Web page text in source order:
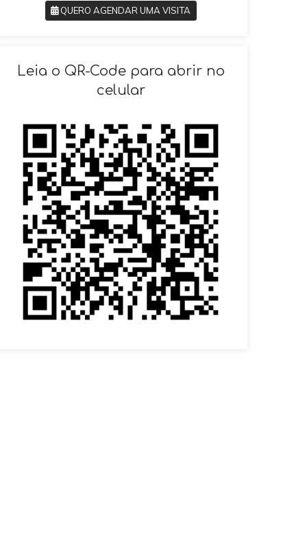
QUERO AGENDAR UMA VISITA
VOLTAR
Leia o QR-Code para abrir no
celular